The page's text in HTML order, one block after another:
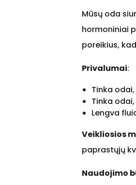
Mūsų oda
hormoniniai
poreikius,
Privalumai:
Tinka
Tinka
Lengva
Veikliosios
paprastųjų
Naudojimo